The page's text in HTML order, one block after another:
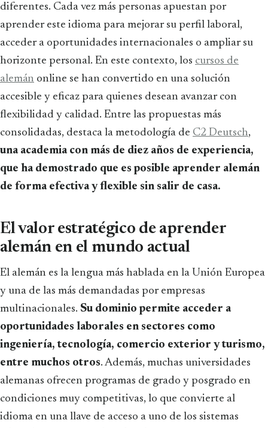
diferentes. Cada vez más personas apuestan por
aprender este idioma para mejorar su perfil laboral,
acceder a oportunidades internacionales o ampliar su
horizonte personal. En este contexto, los cursos de
alemán online se han convertido en una solución
accesible y eficaz para quienes desean avanzar con
flexibilidad y calidad. Entre las propuestas más
consolidadas, destaca la metodología de C2 Deutsch,
una academia con más de diez años de experiencia,
que ha demostrado que es posible aprender alemán
de forma efectiva y flexible sin salir de casa.
El valor estratégico de aprender
alemán en el mundo actual
El alemán es la lengua más hablada en la Unión Europea
y una de las más demandadas por empresas
multinacionales. Su dominio permite acceder a
oportunidades laborales en sectores como
ingeniería, tecnología, comercio exterior y turismo,
entre muchos otros. Además, muchas universidades
alemanas ofrecen programas de grado y posgrado en
condiciones muy competitivas, lo que convierte al
idioma en una llave de acceso a uno de los sistemas